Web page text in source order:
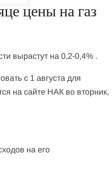
цены на газ
вырастут на 0,2-0,4% .
с 1 августа для
на сайте НАК во вторник,
на его